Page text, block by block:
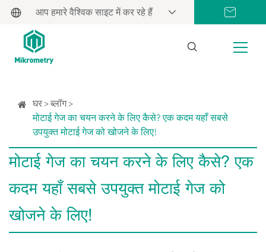
आप हमारे वैश्विक साइट में कर रहे हैं
घर
ब्लॉग
मोटाई गेज का चयन करने के लिए कैसे? एक कदम यहाँ सबसे
उपयुक्त मोटाई गेज को खोजने के लिए!
मोटाई गेज का चयन करने के लिए कैसे? एक
कदम यहाँ सबसे उपयुक्त मोटाई गेज को
खोजने के लिए!